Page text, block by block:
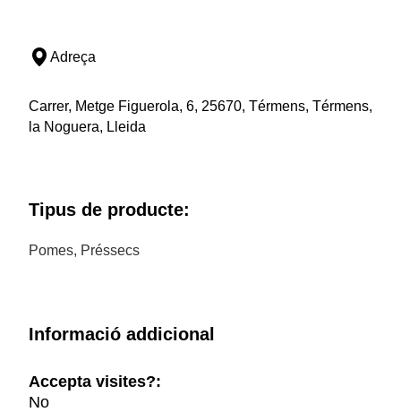
Adreça
Carrer, Metge Figuerola, 6, 25670, Térmens, Térmens,
la Noguera, Lleida
Tipus de producte:
Pomes, Préssecs
Informació addicional
Accepta visites?:
No